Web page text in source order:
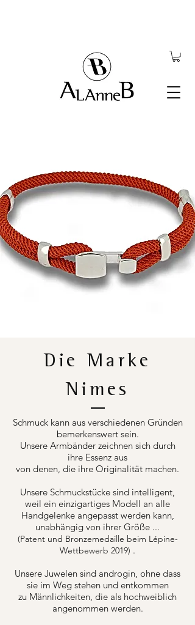
Die Marke
Nimes
Schmuck kann aus verschiedenen Gründen
bemerkenswert sein.
Unsere Armbänder zeichnen sich durch
ihre Essenz aus
von denen, die ihre Originalität machen.
Unsere Schmuckstücke sind intelligent,
weil ein einzigartiges Modell an alle
Handgelenke angepasst werden kann,
unabhängig von ihrer Größe ...
(Patent und Bronzemedaille beim Lépine-
Wettbewerb 2019) .
Unsere Juwelen sind androgin, ohne dass
sie im Weg stehen und entkommen
zu Männlichkeiten, die als hochweiblich
angenommen werden.